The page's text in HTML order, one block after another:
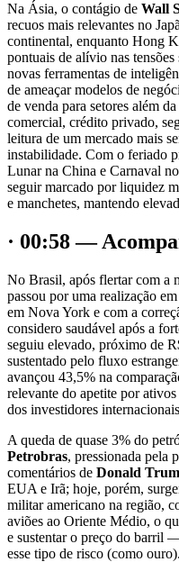
Na Ásia, o contágio de Wall
recuos mais relevantes no
continental, enquanto Hong
pontuais de alívio nas
novas ferramentas de
de ameaçar modelos de
de venda para setores além
comercial, crédito privado,
leitura de um mercado mais
instabilidade. Com o feriado
Lunar na China e Carnaval
seguir marcado por liquidez
e manchetes, mantendo
· 00:58 —
No Brasil, após flertar com a
passou por uma realização
em Nova York e com a
considero saudável após a
seguiu elevado, próximo de
sustentado pelo fluxo
avançou 43,5% na
relevante do apetite por
dos investidores
A queda de quase 3% do
Petrobras, pressionada pela
comentários de Donald
EUA e Irã; hoje, porém,
militar americano na região,
aviões ao Oriente Médio, o
e sustentar o preço do barril
esse tipo de risco (como ouro).